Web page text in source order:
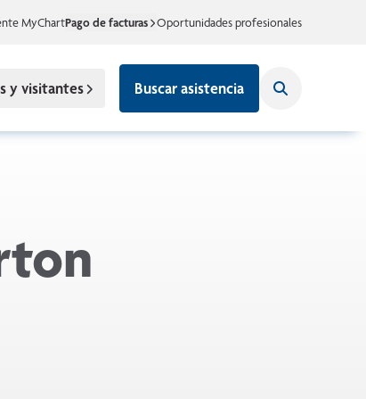
MyChartPago de facturas Oportunidades profesionales
y visitantes Buscar asistencia